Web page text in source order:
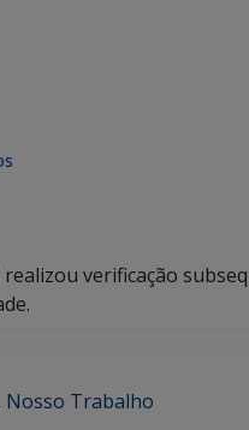
realizou verificação
Nosso Trabalho